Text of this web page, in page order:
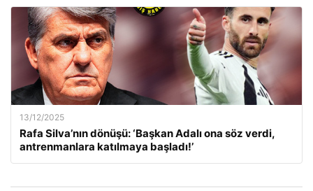
13/12/2025
Rafa Silva’nın dönüşü: ‘Başkan Adalı ona söz verdi,
antrenmanlara katılmaya başladı!’